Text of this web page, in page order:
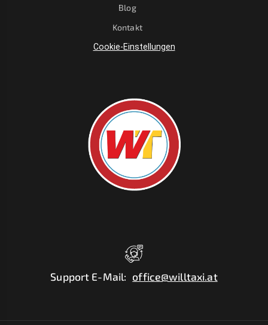
Blog
Kontakt
Cookie-Einstellungen
Support E-Mail: office@willtaxi.at